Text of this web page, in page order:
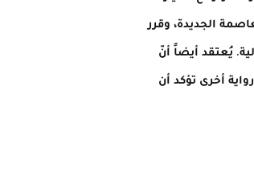
الجديدة، وقرر
يُعتقد أيضاً أنّ
أخرى تؤكد أن